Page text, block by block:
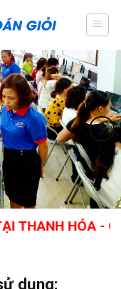
HÓA - GIÁO
dụng: